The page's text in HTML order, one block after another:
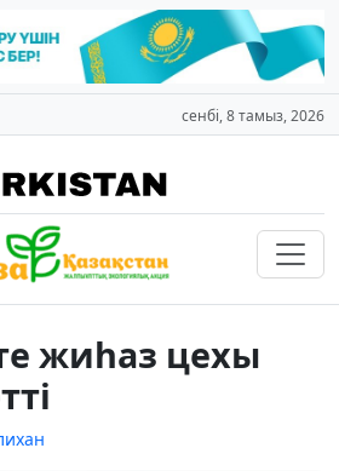
сенбі, 8 тамыз, 2026
жиһаз цехы